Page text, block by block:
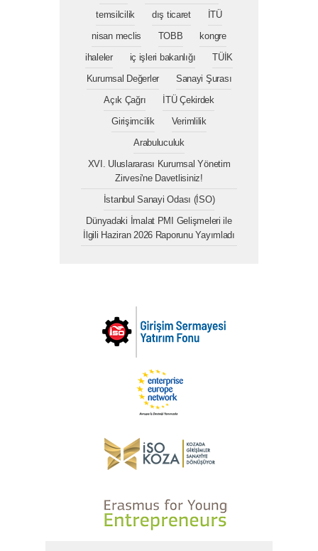
temsilcilik
dış ticaret
İTÜ
nisan meclis
TOBB
kongre
ihaleler
iç işleri bakanlığı
TÜİK
Kurumsal Değerler
Sanayi Şurası
Açık Çağrı
İTÜ Çekirdek
Girişimcilik
Verimlilik
Arabuluculuk
XVI. Uluslararası Kurumsal Yönetim
Zirvesi'ne Davetlisiniz!
İstanbul Sanayi Odası (İSO)
Dünyadaki İmalat PMI Gelişmeleri ile
İlgili Haziran 2026 Raporunu Yayımladı